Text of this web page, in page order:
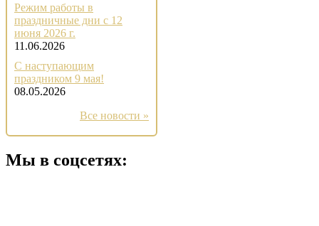
Режим работы в
праздничные дни с 12
июня 2026 г.
11.06.2026
С наступающим
праздником 9 мая!
08.05.2026
Все новости »
Мы в соцсетях: